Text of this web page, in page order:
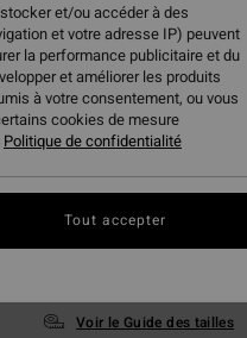
CouleurDeep Lagoon
XS S M
Voir le Guide des tailles
et/ou accéder à des
et votre adresse IP) peuvent
la performance publicitaire et du
et améliorer les produits
à votre consentement, ou vous
cookies de mesure
Politique de confidentialité
Tout accepter